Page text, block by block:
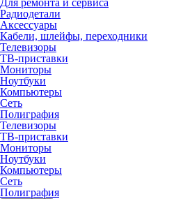
Для ремонта и сервиса
Радиодетали
Аксессуары
Кабели, шлейфы, переходники
Телевизоры
ТВ-приставки
Мониторы
Ноутбуки
Компьютеры
Сеть
Полиграфия
Телевизоры
ТВ-приставки
Мониторы
Ноутбуки
Компьютеры
Сеть
Полиграфия